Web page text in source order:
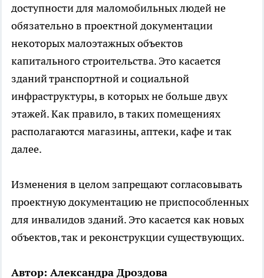
доступности для маломобильных людей не
обязательно в проектной документации
некоторых малоэтажных объектов
капитального строительства. Это касается
зданий транспортной и социальной
инфраструктуры, в которых не больше двух
этажей. Как правило, в таких помещениях
располагаются магазины, аптеки, кафе и так
далее.
Изменения в целом запрещают согласовывать
проектную документацию не приспособленных
для инвалидов зданий. Это касается как новых
объектов, так и реконструкции существующих.
Автор: Александра Дроздова